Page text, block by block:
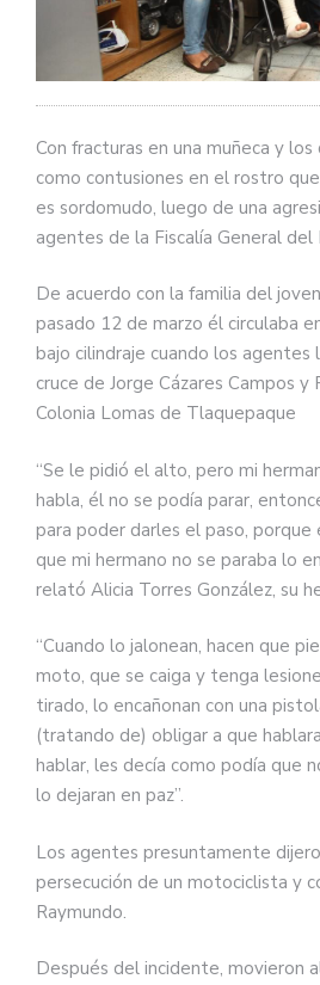
Con fracturas en una muñeca y
como contusiones en el rostro
es sordomudo, luego de una
agentes de la Fiscalía General del
De acuerdo con la familia del
pasado 12 de marzo él circulaba
bajo cilindraje cuando los
cruce de Jorge Cázares Campos y
Colonia Lomas de Tlaquepaque
“Se le pidió el alto, pero mi
habla, él no se podía parar,
para poder darles el paso, porque
que mi hermano no se paraba lo
relató Alicia Torres González, su
“Cuando lo jalonean, hacen que
moto, que se caiga y tenga
tirado, lo encañonan con una
(tratando de) obligar a que
hablar, les decía como podía que
lo dejaran en paz”.
Los agentes presuntamente
persecución de un motociclista y
Raymundo.
Después del incidente, movieron